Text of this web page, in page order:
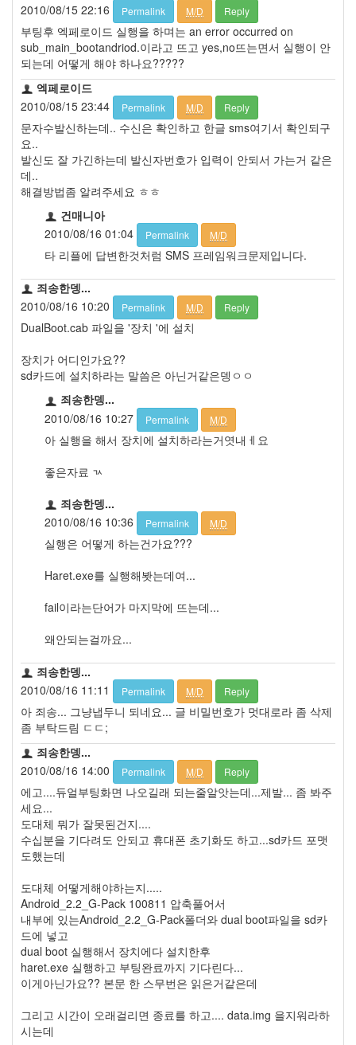
2010/08/15 22:16
Permalink M/D Reply
부팅후 엑페로이드 실행을 하며는 an error occurred on
sub_main_bootandriod.이라고 뜨고 yes,no뜨는면서 실행이 안
되는데 어떻게 해야 하나요?????
엑페로이드
2010/08/15 23:44
Permalink M/D Reply
문자수발신하는데.. 수신은 확인하고 한글 sms여기서 확인되구
요..
발신도 잘 가긴하는데 발신자번호가 입력이 안되서 가는거 같은
데..
해결방법좀 알려주세요 ㅎㅎ
건매니아
2010/08/16 01:04
Permalink M/D
타 리플에 답변한것처럼 SMS 프레임워크문제입니다.
죄송한뎅...
2010/08/16 10:20
Permalink M/D Reply
DualBoot.cab 파일을 '장치 '에 설치
장치가 어디인가요??
sd카드에 설치하라는 말씀은 아닌거같은뎅ㅇㅇ
죄송한뎅...
2010/08/16 10:27
Permalink M/D
아 실행을 해서 장치에 설치하라는거엿내ㅔ요
좋은자료 ㄳ
죄송한뎅...
2010/08/16 10:36
Permalink M/D
실행은 어떻게 하는건가요???
Haret.exe를 실행해봣는데여...
fail이라는단어가 마지막에 뜨는데...
왜안되는걸까요...
죄송한뎅...
2010/08/16 11:11
Permalink M/D Reply
아 죄송... 그냥냅두니 되네요... 글 비밀번호가 멋대로라 좀 삭제
좀 부탁드림 ㄷㄷ;
죄송한뎅...
2010/08/16 14:00
Permalink M/D Reply
에고....듀얼부팅화면 나오길래 되는줄알앗는데...제발... 좀 봐주
세요...
도대체 뭐가 잘못된건지....
수십분을 기다려도 안되고 휴대폰 초기화도 하고...sd카드 포맷
도했는데
도대체 어떻게해야하는지.....
Android_2.2_G-Pack 100811 압축풀어서
내부에 있는Android_2.2_G-Pack폴더와 dual boot파일을 sd카
드에 넣고
dual boot 실행해서 장치에다 설치한후
haret.exe 실행하고 부팅완료까지 기다린다...
이게아닌가요?? 본문 한 스무번은 읽은거같은데
그리고 시간이 오래걸리면 종료를 하고.... data.img 을지워라하
시는데